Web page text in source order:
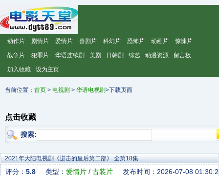
动作片 剧情片 爱情片 喜剧片 科幻片 恐怖片 动画片 惊悚片
战争片 犯罪片 华语连续剧 美剧 日韩剧 综艺 动漫资源 留言板
加入收藏 设为主页
当前位置： 首页 > 电视剧 > 华语电视剧>下载页面
点击收藏
搜索:
2021年大陆电视剧《进击的皇后第二部》 全第18集
评分： 5.8 类型： 爱情片 / 古装片
发布时间：2026-07-08 01:30:2